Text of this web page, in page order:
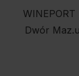
WINEPORT
Dwór Maz.